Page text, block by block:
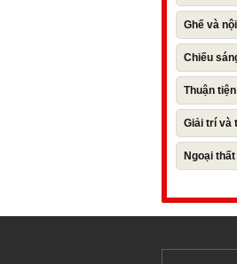
Ghế và
Chiếu
Thuận
Giải trí và
Ngoại